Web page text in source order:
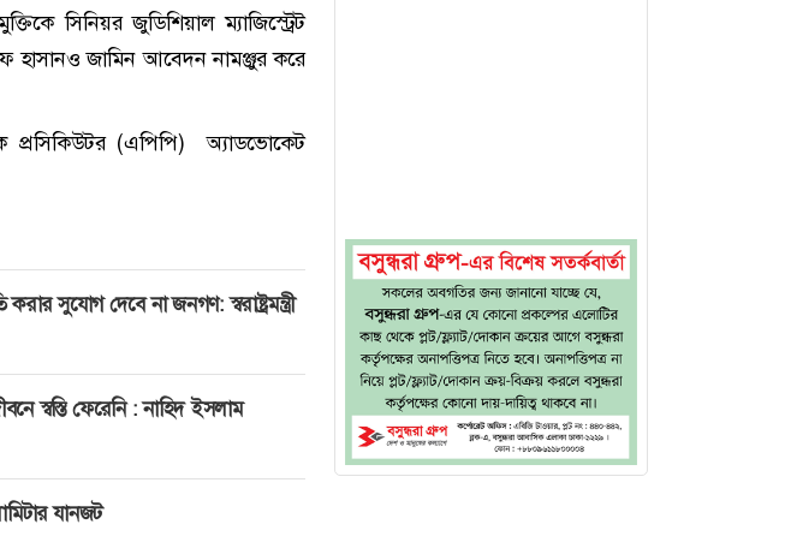
সিনিয়র জুডিশিয়াল ম্যাজিস্ট্রেট
হাসানও জামিন আবেদন নামঞ্জুর করে
প্রসিকিউটর (এপিপি) অ্যাডভোকেট
সুযোগ দেবে না জনগণ: স্বরাষ্ট্রমন্ত্রী
স্বস্তি ফেরেনি : নাহিদ ইসলাম
যানজট